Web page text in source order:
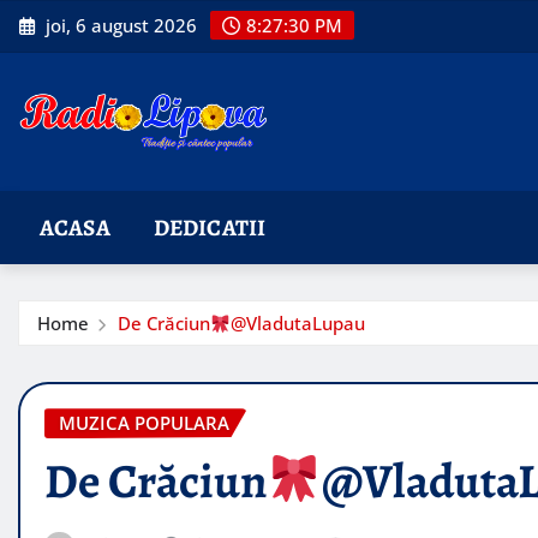
Skip
to
joi, 6 august 2026 8:27:31 PM
ACASA DEDICATII
Home De Crăciun @VladutaLupau
MUZICA POPULARA
De Crăciun